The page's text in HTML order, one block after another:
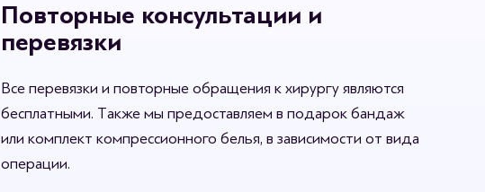
Повторные консультации и
перевязки
Все перевязки и повторные обращения к хирургу являются
бесплатными. Также мы предоставляем в подарок бандаж
или комплект компрессионного белья, в зависимости от вида
операции.